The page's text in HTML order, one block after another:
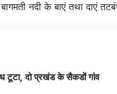
नदी के बाएं तथा दाएं
टूटा, दो प्रखंड के सैकडों गांव